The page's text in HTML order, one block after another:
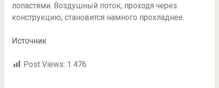
лопастями. Воздушный поток, проходя через
конструкцию, становится намного прохладнее.
Источник
Post Views: 1 476